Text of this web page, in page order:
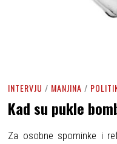
INTERVJU / MANJINA /
Kad su pukle
Za osobne spominke i